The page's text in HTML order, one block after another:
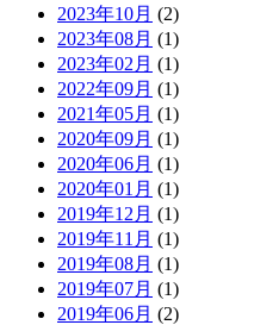
2023年10月 (2)
2023年08月 (1)
2023年02月 (1)
2022年09月 (1)
2021年05月 (1)
2020年09月 (1)
2020年06月 (1)
2020年01月 (1)
2019年12月 (1)
2019年11月 (1)
2019年08月 (1)
2019年07月 (1)
2019年06月 (2)